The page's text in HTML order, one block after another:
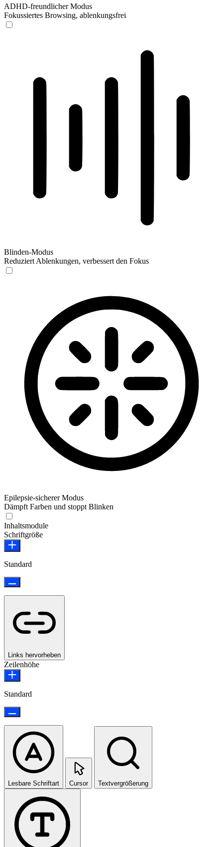
ADHD-freundlicher Modus
Fokussiertes Browsing, ablenkungsfrei
Blinden-Modus
Reduziert Ablenkungen, verbessert den Fokus
Epilepsie-sicherer Modus
Dämpft Farben und stoppt Blinken
Inhaltsmodule
Schriftgröße
Standard
Links hervorheben
Zeilenhöhe
Standard
Lesbare Schriftart Cursor Textvergrößerung